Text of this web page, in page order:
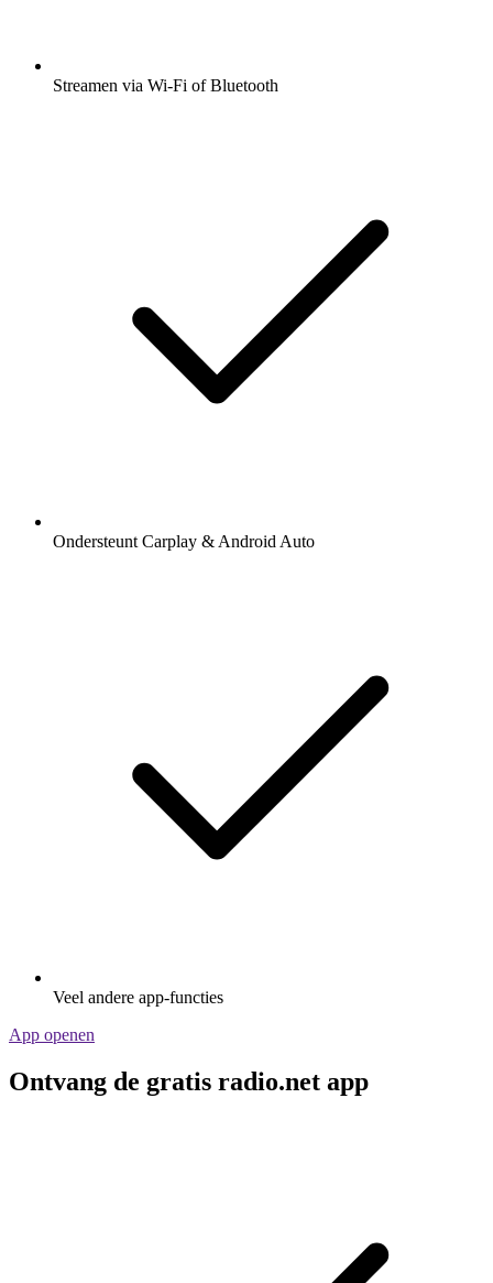
Streamen via Wi-Fi of Bluetooth
Ondersteunt Carplay & Android Auto
Veel andere app-functies
App openen
Ontvang de gratis radio.net app